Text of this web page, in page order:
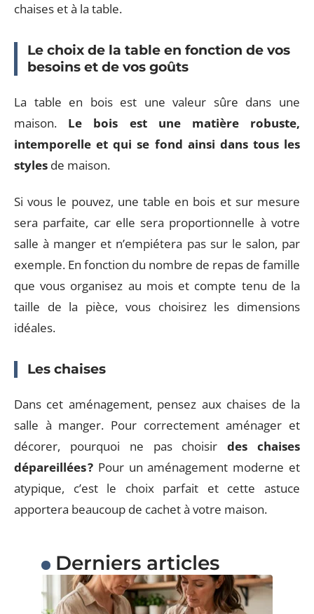
chaises et à la table.
Le choix de la table en fonction de vos
besoins et de vos goûts
La table en bois est une valeur sûre dans une
maison. Le bois est une matière robuste,
intemporelle et qui se fond ainsi dans tous les
styles de maison.
Si vous le pouvez, une table en bois et sur mesure
sera parfaite, car elle sera proportionnelle à votre
salle à manger et n’empiétera pas sur le salon, par
exemple. En fonction du nombre de repas de famille
que vous organisez au mois et compte tenu de la
taille de la pièce, vous choisirez les dimensions
idéales.
Les chaises
Dans cet aménagement, pensez aux chaises de la
salle à manger. Pour correctement aménager et
décorer, pourquoi ne pas choisir des chaises
dépareillées ? Pour un aménagement moderne et
atypique, c’est le choix parfait et cette astuce
apportera beaucoup de cachet à votre maison.
Derniers articles